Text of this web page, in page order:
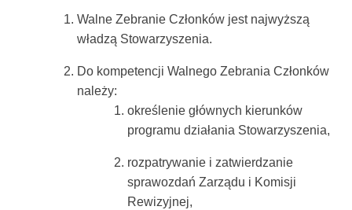
Walne Zebranie Członków jest najwyższą
władzą Stowarzyszenia.
Do kompetencji Walnego Zebrania Członków
należy:
określenie głównych kierunków
programu działania Stowarzyszenia,
rozpatrywanie i zatwierdzanie
sprawozdań Zarządu i Komisji
Rewizyjnej,